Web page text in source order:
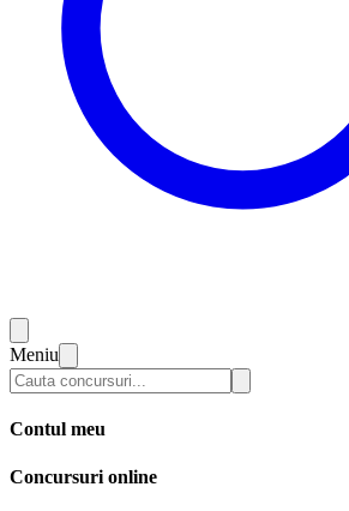
Meniu
Contul meu
Concursuri online